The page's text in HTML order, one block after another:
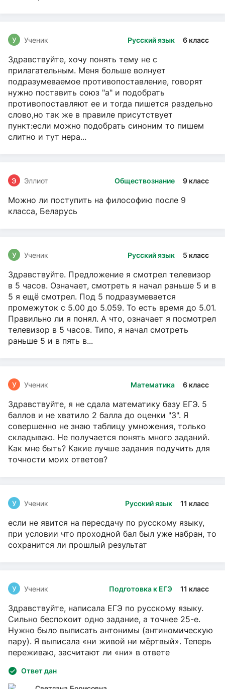
Русский язык 6 класс
У Ученик
Здравствуйте, хочу понять тему не с
прилагательным. Меня больше волнует
подразумеваемое противопоставление, говорят
нужно поставить союз "а" и подобрать
противопоставляют ее и тогда пишется раздельно
слово,но так же в правиле присутствует
пункт:если можно подобрать синоним то пишем
слитно и тут нера...
Обществознание 9 класс
Э Эллиот
Можно ли поступить на философию после 9
класса, Беларусь
Русский язык 5 класс
У Ученик
Здравствуйте. Предложение я смотрел телевизор
в 5 часов. Означает, смотреть я начал раньше 5 и в
5 я ещё смотрел. Под 5 подразумевается
промежуток с 5.00 до 5.059. То есть время до 5.01.
Правильно ли я понял. А что, означает я посмотрел
телевизор в 5 часов. Типо, я начал смотреть
раньше 5 и в пять в...
Математика 6 класс
У Ученик
Здравствуйте, я не сдала математику базу ЕГЭ. 5
баллов и не хватило 2 балла до оценки "3". Я
совершенно не знаю таблицу умножения, только
складываю. Не получается понять много заданий.
Как мне быть? Какие лучше задания подучить для
точности моих ответов?
Русский язык 11 класс
У Ученик
если не явится на пересдачу по русскому языку,
при условии что проходной бал был уже набран, то
сохранится ли прошлый результат
Подготовка к ЕГЭ 11 класс
У Ученик
Здравствуйте, написала ЕГЭ по русскому языку.
Сильно беспокоит одно задание, а точнее 25-е.
Нужно было выписать антонимы (антиномическую
пару). Я выписала «ни живой ни мёртвый». Теперь
переживаю, засчитают ли «ни» в ответе
Ответ дан